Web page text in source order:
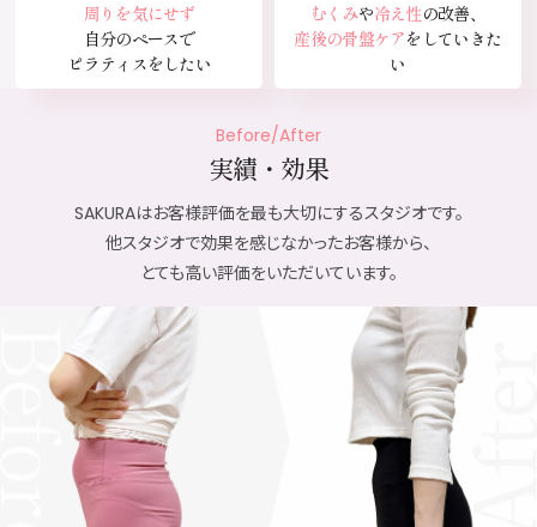
周りを気にせず
自分のペースで
ピラティスをしたい
むくみや冷え性の改善、
産後の骨盤ケアをしていきた
い
Before/After
実績 ・ 効果
SAKURAはお客様評価を最も大切にするスタジオです。
他スタジオで効果を感じなかったお客様から、
とても高い評価をいただいています。